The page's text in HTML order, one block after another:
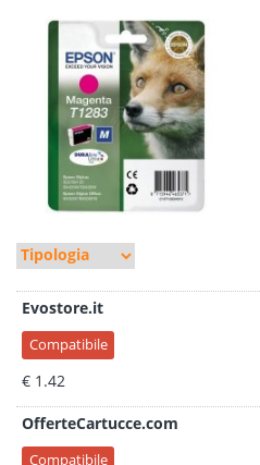
Evostore.it
Compatibile
€ 1.42
OfferteCartucce.com
Compatibile